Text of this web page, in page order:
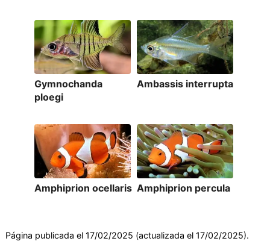
Gymnochanda
ploegi
Ambassis interrupta
Amphiprion ocellaris Amphiprion percula
Página publicada el 17/02/2025 (actualizada el 17/02/2025).